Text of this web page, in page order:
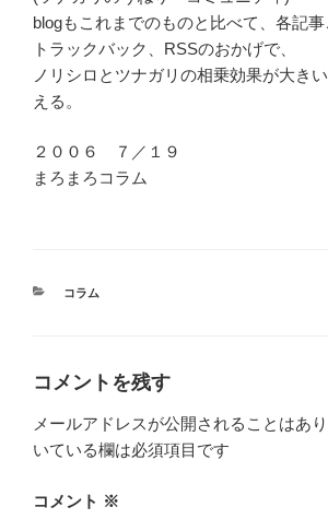
blogもこれまでのものと比べて、各記
トラックバック、RSSのおかげで、
ノリシロとツナガリの相乗効果が大き
える。
２００６ ７／１９
まろまろコラム
カ
コラム
コメントを残す
メールアドレスが公開されることはあり
いている欄は必須項目です
コメント ※